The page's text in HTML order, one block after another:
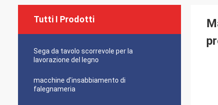
Tutti I Prodotti
Sega da tavolo scorrevole per la
lavorazione del legno
macchine d'insabbiamento di
falegnameria